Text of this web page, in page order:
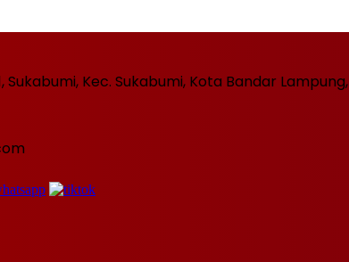
Sukabumi, Kec. Sukabumi, Kota Bandar Lampung,